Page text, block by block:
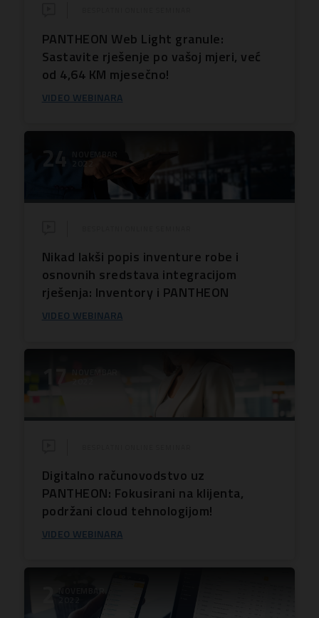
PANTHEON Web Light granule:
Sastavite rješenje po vašoj mjeri, već
od 4,64 KM mjesečno!
VIDEO WEBINARA
NOVEMBAR
2022
Nikad lakši popis inventure robe i
osnovnih sredstava integracijom
rješenja: Inventory i PANTHEON
VIDEO WEBINARA
17
Digitalno računovodstvo uz
PANTHEON: Fokusirani na klijenta,
podržani cloud tehnologijom!
VIDEO WEBINARA